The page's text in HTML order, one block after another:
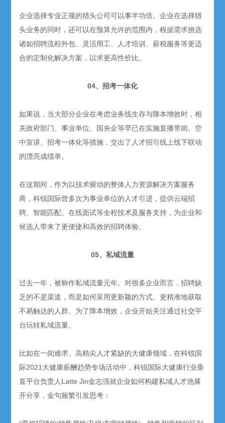
企业选择专业正规的猎头公司可以事半功倍。企业在选择猎
头业务的同时，还可以在预算允许的范围内，根据需求挑选
诸如招聘流程外包、灵活用工、人才培训、薪税服务等更适
合的定制化解决方案，以求更高性价比。
04、招考一体化
如果说，当大部分企业在考虑业务线生存与降本增效时，相
关政府部门、事业单位、国央企等早已在实施直播带岗、空
中宣讲、招考一体化等措施，交出了人才招引线上线下联动
的漂亮成绩单。
在这期间，作为以技术驱动的整体人力资源解决方案服务
商，科锐国际曾多次为事业单位的人才引进，提供云端招
聘、智能匹配、在线面试等全程技术及服务支持，为企业和
候选人带来了更便捷和高效的招聘体验。
05、私域流量
过去一年，被称作私域流量元年。对很多企业而言，招聘缺
乏的不是渠道，而是如何采用更新颖的方式、更精准地获取
不易触达的人群。为了降本增效，企业开始关注通过社交平
台玩转私域流量。
比如在一岗难求、高精尖人才紧缺的大健康领域，在科锐国
际2021大健康薪酬趋势专场活动中，科锐国际大健康行业垂
直平台负责人Latte Jin金志强就企业如何构建私域人才池展
开分享，金句频繁引发思考：